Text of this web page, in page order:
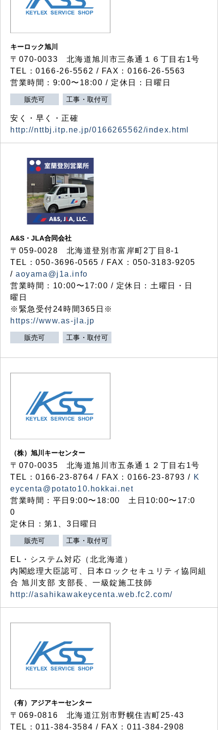
キーロック旭川
〒070-0033 北海道旭川市三条通１６丁目右1号
TEL：0166-26-5562 / FAX：0166-26-5563
営業時間：9:00〜18:00 / 定休日：日曜日
販売可 工事・取付可
安く・早く・正確
http://nttbj.itp.ne.jp/0166265562/index.html
A&S・JLA合同会社
〒 059-0028 北海道登別市富岸町2丁目 8-1
TEL：050-3696-0565 / FAX：050-3183-9205
/aoyama@j1a.info
営業時間：10:00〜17:00 / 定休日：土曜日・日
曜日
※緊急受付24時間365日※
https://www.as-jla.jp
販売可 工事・取付可
（株）旭川キーセンター
〒070-0035 北海道旭川市五条通１２丁目右1号
TEL：0166-23-8764 / FAX：0166-23-8793 / K
eycenta@potato10.hokkai.net
営業時間：平日9:00〜18:00 土日10:00〜17:0
0
定休日：第1、3日曜日
販売可 工事・取付可
EL・システム対応（北北海道）
内閣総理大臣認可、日本ロックセキュリティ協同組
合 旭川支部 支部長、一級錠施工技師
http://asahikawakeycenta.web.fc2.com/
（有）アジアキーセンター
〒069-0816 北海道江別市野幌住吉町25-43
TEL：011-384-3584 / FAX：011-384-2908